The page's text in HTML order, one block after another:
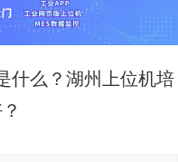
什么？湖州上位机培